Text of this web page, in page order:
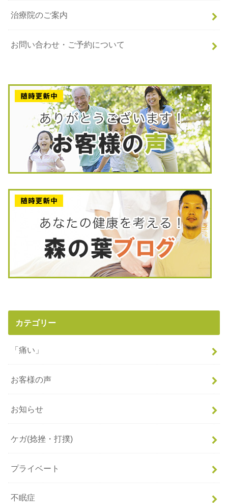
治療院のご案内
お問い合わせ・ご予約について
カテゴリー
「痛い」
お客様の声
お知らせ
ケガ(捻挫・打撲)
プライベート
不眠症